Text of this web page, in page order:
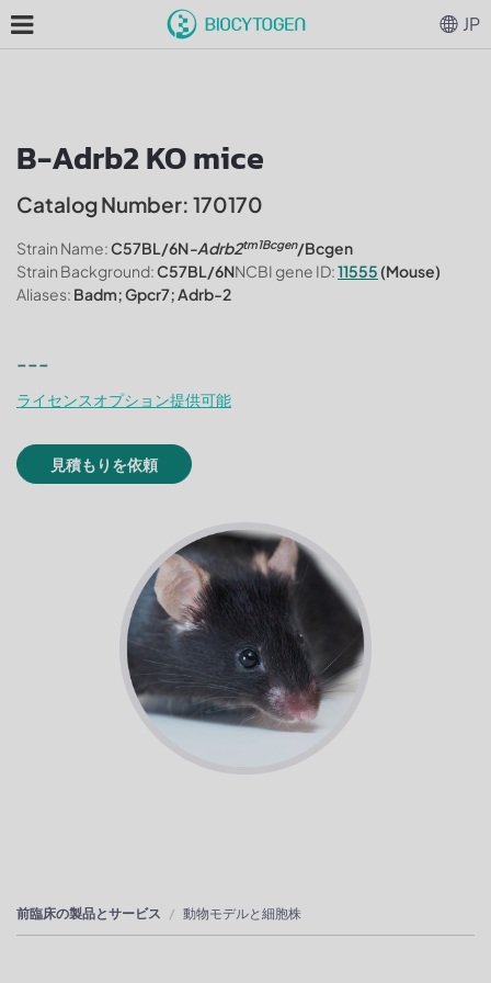
B-Adrb2 KO mice
Catalog Number: 170170
Strain Name:C57BL/6N-Adrb2tm1Bcgen/Bcgen
Strain Background:C57BL/6NNCBI gene ID:11555 (Mouse)
Aliases: Badm; Gpcr7; Adrb-2
---
ライセンスオプション提供可能
見積もりを依頼
前臨床の製品とサービス 動物モデルと細胞株
JP